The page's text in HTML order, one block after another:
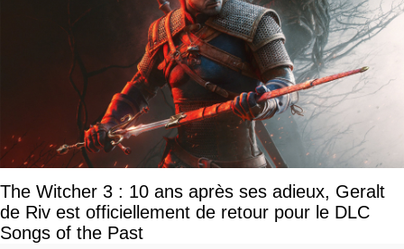
The Witcher 3 : 10 ans après ses adieux, Geralt
de Riv est officiellement de retour pour le DLC
Songs of the Past